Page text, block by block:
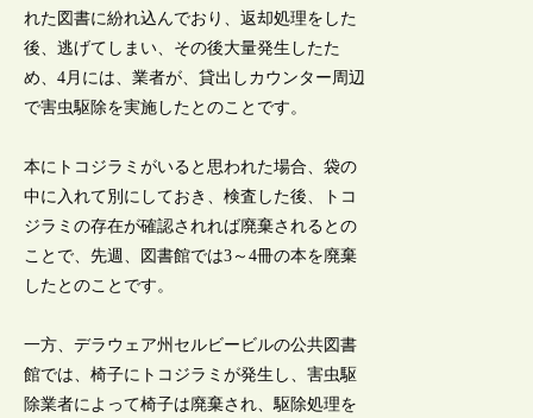
れた図書に紛れ込んでおり、返却処理をした
後、逃げてしまい、その後大量発生したた
め、4月には、業者が、貸出しカウンター周辺
で害虫駆除を実施したとのことです。
本にトコジラミがいると思われた場合、袋の
中に入れて別にしておき、検査した後、トコ
ジラミの存在が確認されれば廃棄されるとの
ことで、先週、図書館では3～4冊の本を廃棄
したとのことです。
一方、デラウェア州セルビービルの公共図書
館では、椅子にトコジラミが発生し、害虫駆
除業者によって椅子は廃棄され、駆除処理を